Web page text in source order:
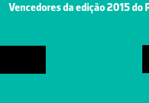
Vencedores da edição 2015 do